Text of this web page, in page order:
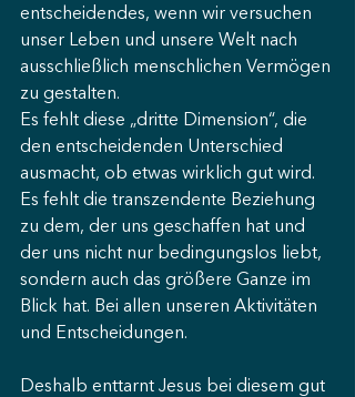
entscheidendes, wenn wir versuchen
unser Leben und unsere Welt nach
ausschließlich menschlichen Vermögen
zu gestalten.
Es fehlt diese „dritte Dimension“, die
den entscheidenden Unterschied
ausmacht, ob etwas wirklich gut wird.
Es fehlt die transzendente Beziehung
zu dem, der uns geschaffen hat und
der uns nicht nur bedingungslos liebt,
sondern auch das größere Ganze im
Blick hat. Bei allen unseren Aktivitäten
und Entscheidungen.
Deshalb enttarnt Jesus bei diesem gut